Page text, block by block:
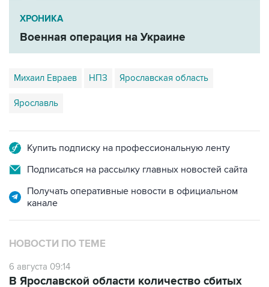
Военная операция на Украине
Михаил Евраев НПЗ Ярославская область
Ярославль
Подписаться на рассылку главных новостей сайта
Получать оперативные новости в официальном
НОВОСТИ ПО ТЕМЕ
6 августа 09:14
БПЛА достигло 92